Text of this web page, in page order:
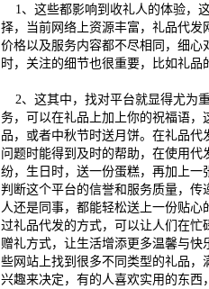
1、这些都影响到收礼人的体验，
择，当前网络上资源丰富，礼品代发
价格以及服务内容都不尽相同，细
时，关注的细节也很重要，比如礼品
2、这其中，找对平台就显得尤为
务，可以在礼品上加上你的祝福语
品，或者中秋节时送月饼。在礼品
问题时能得到及时的帮助，在使用
纷，生日时，送一份蛋糕，再加上
判断这个平台的信誉和服务质量，
人还是同事，都能轻松送上一份贴
过礼品代发的方式，可以让人们在
赠礼方式，让生活增添更多温馨与
些网站上找到很多不同类型的礼品
兴趣来决定，有的人喜欢实用的东西